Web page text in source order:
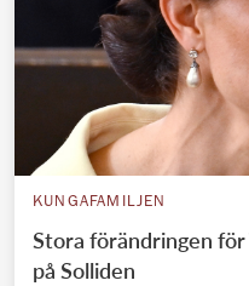
KUNGAFAMILJEN
Stora förändringen
på Solliden